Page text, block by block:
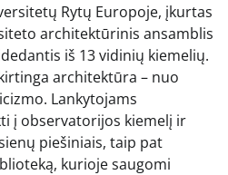
Rytų Europoje, įkurtas
architektūrinis ansamblis
iš 13 vidinių kiemelių.
architektūra – nuo
Lankytojams
į observatorijos kiemelį ir
piešiniais, taip pat
kurioje saugomi